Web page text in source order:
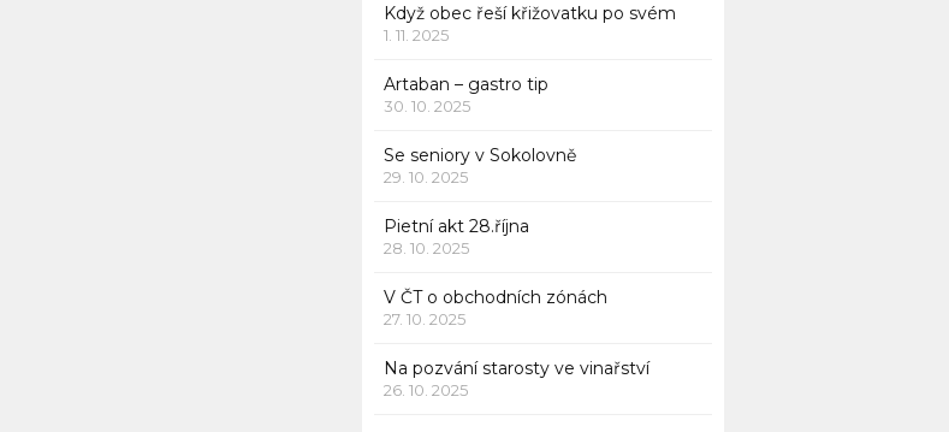
Když obec řeší křižovatku po svém
1. 11. 2025
Artaban – gastro tip
30. 10. 2025
Se seniory v Sokolovně
29. 10. 2025
Pietní akt 28.října
28. 10. 2025
V ČT o obchodních zónách
27. 10. 2025
Na pozvání starosty ve vinařství
26. 10. 2025